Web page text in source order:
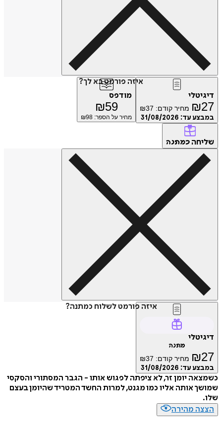
איזה פורמט בא לך?
דיגיטלי
₪27 מחיר קודם: ₪37
במבצע עד: 31/08/2026
מודפס
₪59
מחיר על הספר: ₪ 98
שליחה כמתנה
איזה פורמט לשלוח כמתנה?
דיגיטלי
מתנה
₪27 מחיר קודם: ₪37
במבצע עד: 31/08/2026
כשמצאה יומן זר, לא ציפתה לפגוש אותו - הגבר המסתורי והסקסי
שמושך אותה אליו כמו מגנט, למרות החשד המטריד שהיומן בעצם
שלו.
הצצה מהירה